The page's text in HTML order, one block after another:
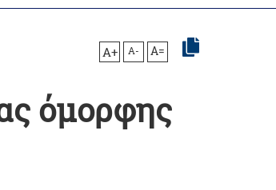
A+ A- A=
όμορφης